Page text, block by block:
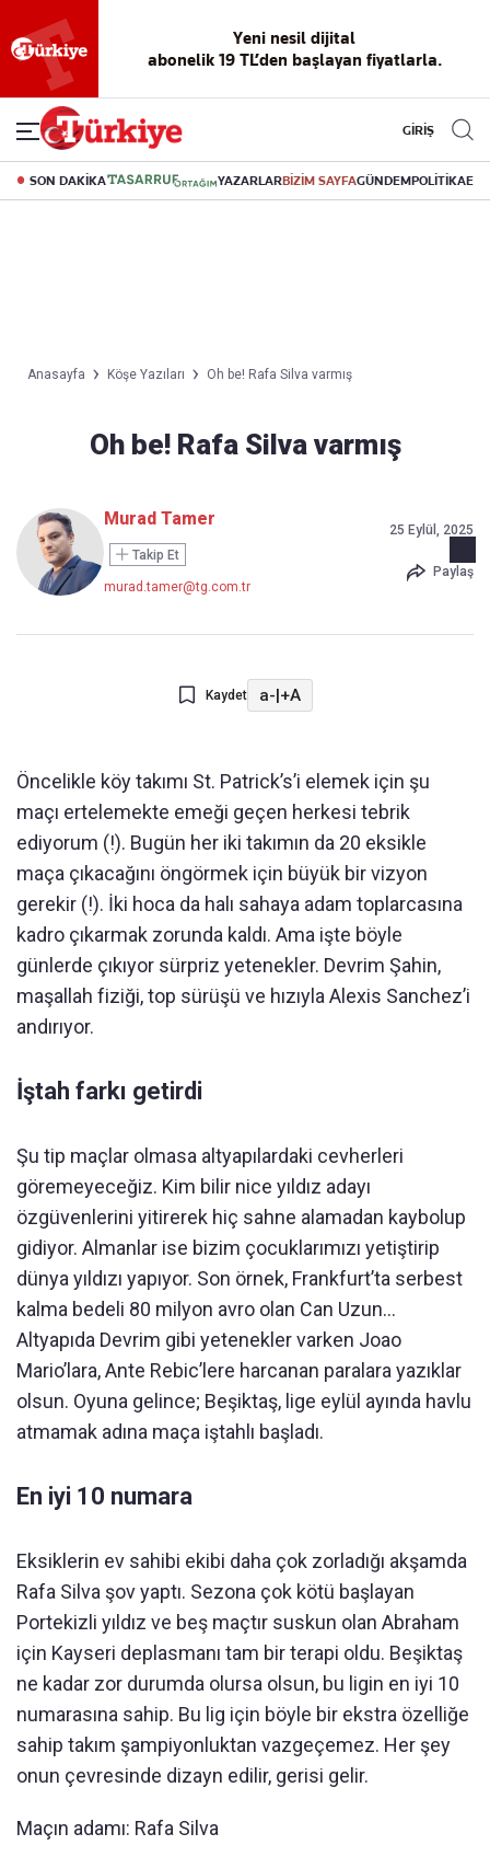
Yeni nesil dijital
abonelik 19 TL’den başlayan fiyatlarla.
GİRİŞ
SON DAKİKA YAZARLARBİZİM SAYFAGÜNDEMPOLİTİKA
Anasayfa Köşe Yazıları Oh be! Rafa Silva varmış
Oh be! Rafa Silva varmış
Murad Tamer
Takip Et
murad.tamer@tg.com.tr
25 Eylül, 2025
Paylaş
Kaydet a-|+A
Öncelikle köy takımı St. Patrick’s’i elemek için şu
maçı ertelemekte emeği geçen herkesi tebrik
ediyorum (!). Bugün her iki takımın da 20 eksikle
maça çıkacağını öngörmek için büyük bir vizyon
gerekir (!). İki hoca da halı sahaya adam toplarcasına
kadro çıkarmak zorunda kaldı. Ama işte böyle
günlerde çıkıyor sürpriz yetenekler. Devrim Şahin,
maşallah fiziği, top sürüşü ve hızıyla Alexis Sanchez’i
andırıyor.
İştah farkı getirdi
Şu tip maçlar olmasa altyapılardaki cevherleri
göremeyeceğiz. Kim bilir nice yıldız adayı
özgüvenlerini yitirerek hiç sahne alamadan kaybolup
gidiyor. Almanlar ise bizim çocuklarımızı yetiştirip
dünya yıldızı yapıyor. Son örnek, Frankfurt’ta serbest
kalma bedeli 80 milyon avro olan Can Uzun...
Altyapıda Devrim gibi yetenekler varken Joao
Mario’lara, Ante Rebic’lere harcanan paralara yazıklar
olsun. Oyuna gelince; Beşiktaş, lige eylül ayında havlu
atmamak adına maça iştahlı başladı.
En iyi 10 numara
Eksiklerin ev sahibi ekibi daha çok zorladığı akşamda
Rafa Silva şov yaptı. Sezona çok kötü başlayan
Portekizli yıldız ve beş maçtır suskun olan Abraham
için Kayseri deplasmanı tam bir terapi oldu. Beşiktaş
ne kadar zor durumda olursa olsun, bu ligin en iyi 10
numarasına sahip. Bu lig için böyle bir ekstra özelliğe
sahip takım şampiyonluktan vazgeçemez. Her şey
onun çevresinde dizayn edilir, gerisi gelir.
Maçın adamı: Rafa Silva